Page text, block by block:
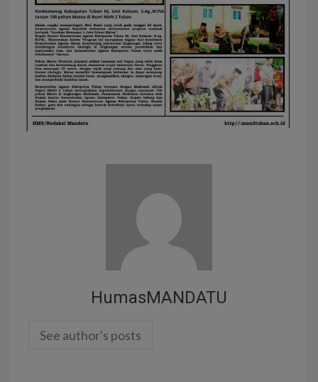
HumasMANDATU
See author's posts